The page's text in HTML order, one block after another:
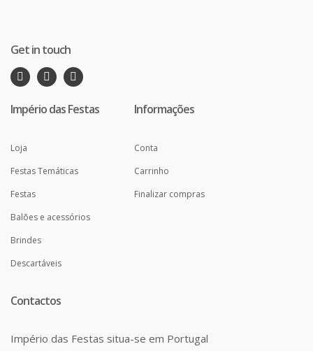
Get in touch
Império das Festas
Loja
Festas Temáticas
Festas
Balões e acessórios
Brindes
Descartáveis
Informações
Conta
Carrinho
Finalizar compras
Contactos
Império das Festas situa-se em Portugal